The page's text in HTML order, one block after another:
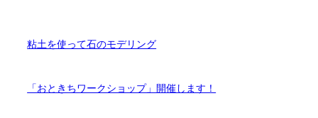
粘土を使って石のモデリング
「おときちワークショップ」開催します！